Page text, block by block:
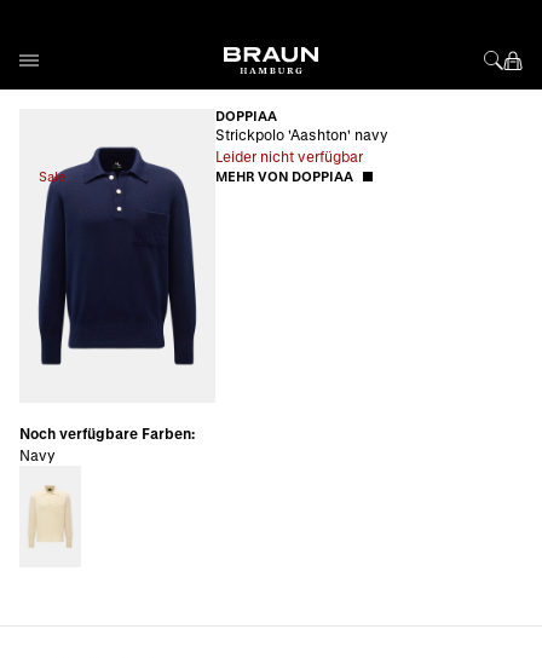
Sale
DOPPIAA
Strickpolo 'Aashton' navy
Leider nicht verfügbar
MEHR VON DOPPIAA
Noch verfügbare Farben:
Navy